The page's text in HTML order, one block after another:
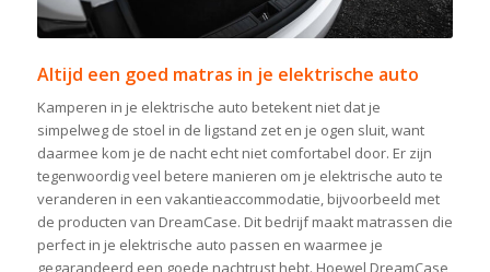
Altijd een goed matras in je elektrische auto
Kamperen in je elektrische auto betekent niet dat je
simpelweg de stoel in de ligstand zet en je ogen sluit, want
daarmee kom je de nacht echt niet comfortabel door. Er zijn
tegenwoordig veel betere manieren om je elektrische auto te
veranderen in een vakantieaccommodatie, bijvoorbeeld met
de producten van DreamCase. Dit bedrijf maakt matrassen die
perfect in je elektrische auto passen en waarmee je
gegarandeerd een goede nachtrust hebt. Hoewel DreamCase